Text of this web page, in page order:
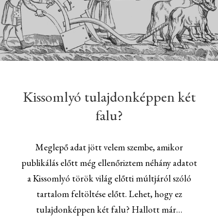
Kissomlyó tulajdonképpen két
falu?
Meglepő adat jött velem szembe, amikor
publikálás előtt még ellenőriztem néhány adatot
a Kissomlyó török világ előtti múltjáról szóló
tartalom feltöltése előtt. Lehet, hogy ez
tulajdonképpen két falu? Hallott már…